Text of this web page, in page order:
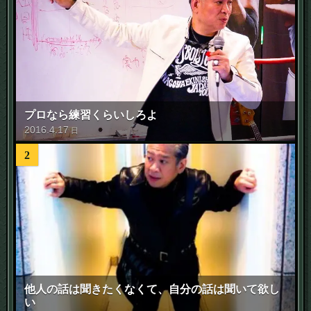
プロなら練習くらいしろよ
2016 .4.17 日
2
他人の話は聞きたくなくて、自分の話は聞いて欲し
い